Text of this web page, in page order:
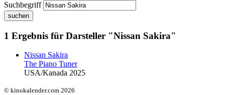
Suchbegriff
suchen
1 Ergebnis für Darsteller "Nissan Sakira"
Nissan Sakira
The Piano Tuner
USA/Kanada 2025
© kinokalender.com 2026